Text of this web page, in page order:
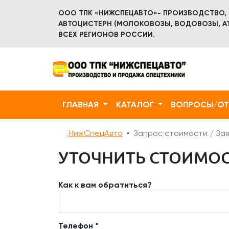
ООО ТПК «НИЖСПЕЦАВТО»-
АВТОЦИСТЕРН (МОЛОКОВОЗЫ, ВОДОВОЗЫ,
ВСЕХ РЕГИОНОВ РОССИИ.
ГЛАВНАЯ КАТАЛОГ ВОПРОСЫ/
НижСпецАвто Запрос стоимости /
УТОЧНИТЬ
Как к вам обратиться?
Телефон *